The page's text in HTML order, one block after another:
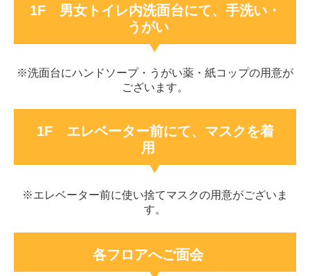
1F 男女トイレ内洗面台にて、手洗い・
うがい
※洗面台にハンドソープ・うがい薬・紙コップの用意が
ございます。
1F エレベーター前にて、マスクを着
用
※エレベーター前に使い捨てマスクの用意がございま
す。
各フロアへご面会